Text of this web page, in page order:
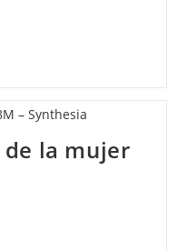
la mujer